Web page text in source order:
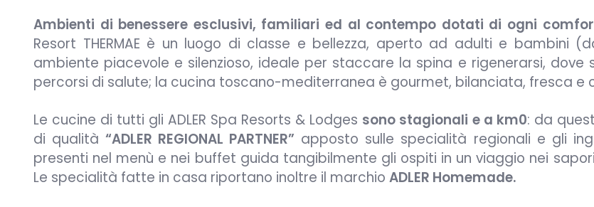
Ambienti di benessere esclusivi, familiari ed al contempo dotati di ogni
Resort THERMAE è un luogo di classe e bellezza, aperto ad adulti e bambini
ambiente piacevole e silenzioso, ideale per staccare la spina e rigenerarsi, dove
percorsi di salute; la cucina toscano-mediterranea è gourmet, bilanciata, fresca e
Le cucine di tutti gli ADLER Spa Resorts & Lodges sono stagionali e a km0: da
di qualità“ADLER REGIONAL PARTNER” apposto sulle specialità regionali e gli
presenti nel menù e nei buffet guida tangibilmente gli ospiti in un viaggio nei
Le specialità fatte in casa riportano inoltre il marchio ADLER Homemade.